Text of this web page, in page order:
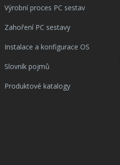
Výrobní proces PC sestav
Zahoření PC sestavy
Instalace a konfigurace OS
Slovník pojmů
Produktové katalogy